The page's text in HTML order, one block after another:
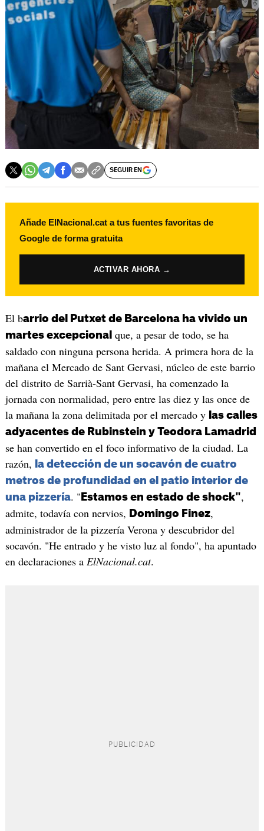
SEGUIR EN
Añade ElNacional.cat a tus fuentes favoritas de
Google de forma gratuita
ACTIVAR AHORA →
El barrio del Putxet de Barcelona ha vivido un
martes excepcional que, a pesar de todo, se ha
saldado con ninguna persona herida. A primera hora de la
mañana el Mercado de Sant Gervasi, núcleo de este barrio
del distrito de Sarrià-Sant Gervasi, ha comenzado la
jornada con normalidad, pero entre las diez y las once de
la mañana la zona delimitada por el mercado y las calles
adyacentes de Rubinstein y Teodora Lamadrid
se han convertido en el foco informativo de la ciudad. La
razón,
la detección de un socavón de cuatro
metros de profundidad en el patio interior de
una pizzería. " Estamos en estado de shock",
admite, todavía con nervios, Domingo Finez,
administrador de la pizzería Verona y descubridor del
socavón. "He entrado y he visto luz al fondo", ha apuntado
en declaraciones a ElNacional.cat.